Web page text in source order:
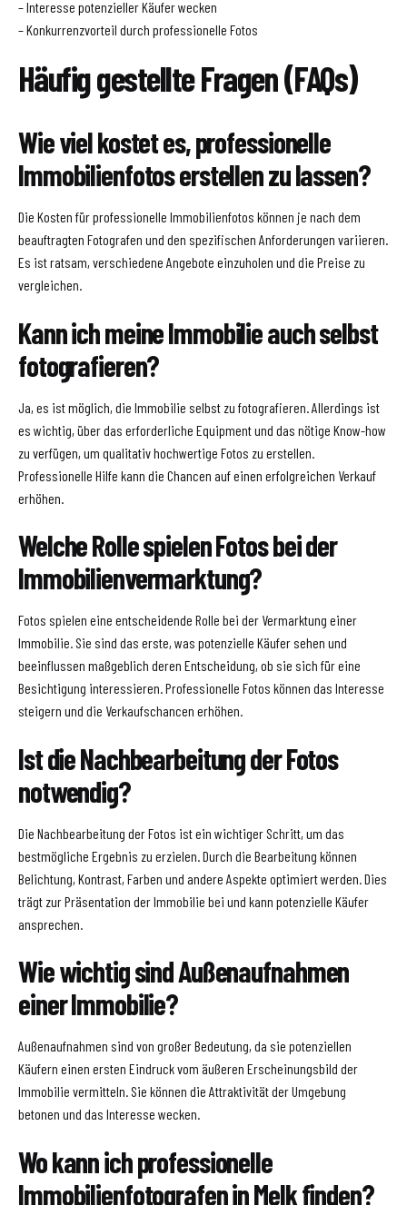
– Interesse potenzieller Käufer wecken
– Konkurrenzvorteil durch professionelle Fotos
Häufig gestellte Fragen (FAQs)
Wie viel kostet es, professionelle
Immobilienfotos erstellen zu lassen?
Die Kosten für professionelle Immobilienfotos können je nach dem
beauftragten Fotografen und den spezifischen Anforderungen variieren.
Es ist ratsam, verschiedene Angebote einzuholen und die Preise zu
vergleichen.
Kann ich meine Immobilie auch selbst
fotografieren?
Ja, es ist möglich, die Immobilie selbst zu fotografieren. Allerdings ist
es wichtig, über das erforderliche Equipment und das nötige Know-how
zu verfügen, um qualitativ hochwertige Fotos zu erstellen.
Professionelle Hilfe kann die Chancen auf einen erfolgreichen Verkauf
erhöhen.
Welche Rolle spielen Fotos bei der
Immobilienvermarktung?
Fotos spielen eine entscheidende Rolle bei der Vermarktung einer
Immobilie. Sie sind das erste, was potenzielle Käufer sehen und
beeinflussen maßgeblich deren Entscheidung, ob sie sich für eine
Besichtigung interessieren. Professionelle Fotos können das Interesse
steigern und die Verkaufschancen erhöhen.
Ist die Nachbearbeitung der Fotos
notwendig?
Die Nachbearbeitung der Fotos ist ein wichtiger Schritt, um das
bestmögliche Ergebnis zu erzielen. Durch die Bearbeitung können
Belichtung, Kontrast, Farben und andere Aspekte optimiert werden. Dies
trägt zur Präsentation der Immobilie bei und kann potenzielle Käufer
ansprechen.
Wie wichtig sind Außenaufnahmen
einer Immobilie?
Außenaufnahmen sind von großer Bedeutung, da sie potenziellen
Käufern einen ersten Eindruck vom äußeren Erscheinungsbild der
Immobilie vermitteln. Sie können die Attraktivität der Umgebung
betonen und das Interesse wecken.
Wo kann ich professionelle
Immobilienfotografen in Melk finden?